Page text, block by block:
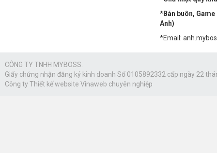
*Bán buôn, Game
Anh)
*Email:
CÔNG TY TNHH MYBOSS.
Giấy chứng nhận đăng ký kinh doanh Số 0105892332 cấp ngày 22
Công tyThiết kế website Vinaweb chuyên nghiệp